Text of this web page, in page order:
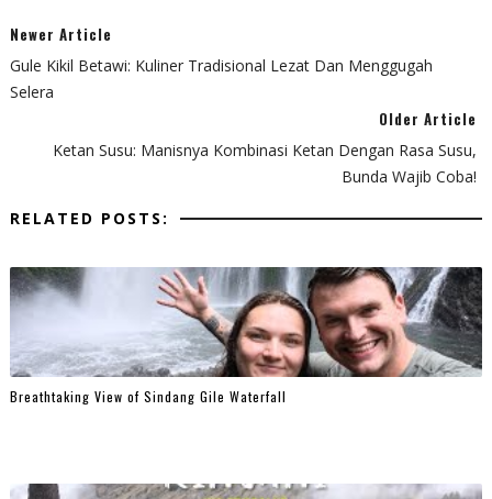
Newer Article
Gule Kikil Betawi: Kuliner Tradisional Lezat Dan Menggugah
Selera
Older Article
Ketan Susu: Manisnya Kombinasi Ketan Dengan Rasa Susu,
Bunda Wajib Coba!
RELATED POSTS:
Breathtaking View of Sindang Gile Waterfall